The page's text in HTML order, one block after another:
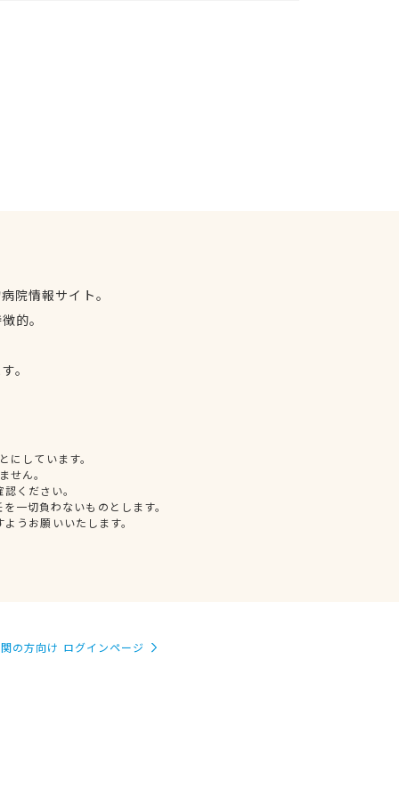
院情報サイト。
的。
。
しています。
せん。
ください。
一切負わないものとします。
うお願いいたします。
の方向け ログインページ